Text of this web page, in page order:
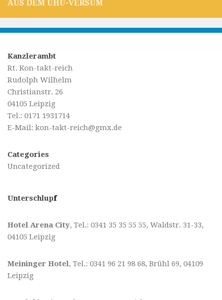
AUS DEM UHU-VERSUM
Kanzlerambt
Rt. Kon-takt-reich
Rudolph Wilhelm
Christianstr. 26
04105 Leipzig
Tel.: 0171 1931714
E-Mail: kon-takt-reich@gmx.de
Categories
Uncategorized
Unterschlupf
Hotel Arena City, Tel.: 0341 35 35 55 55, Waldstr. 31-33,
04105 Leipzig
Meininger Hotel, Tel.: 0341 96 21 98 68, Brühl 69, 04109
Leipzig